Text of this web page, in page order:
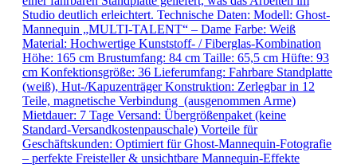
Studio deutlich erleichtert. Technische Daten: Modell: Ghost-
Mannequin „MULTI-TALENT“ – Dame Farbe: Weiß
Material: Hochwertige Kunststoff- / Fiberglas-Kombination
Höhe: 165 cm Brustumfang: 84 cm Taille: 65,5 cm Hüfte: 93
cm Konfektionsgröße: 36 Lieferumfang: Fahrbare Standplatte
(weiß), Hut-/Kapuzenträger Konstruktion: Zerlegbar in 12
Teile, magnetische Verbindung (ausgenommen Arme)
Mietdauer: 7 Tage Versand: Übergrößenpaket (keine
Standard-Versandkostenpauschale) Vorteile für
Geschäftskunden: Optimiert für Ghost-Mannequin-Fotografie
– perfekte Freisteller & unsichtbare Mannequin-Effekte